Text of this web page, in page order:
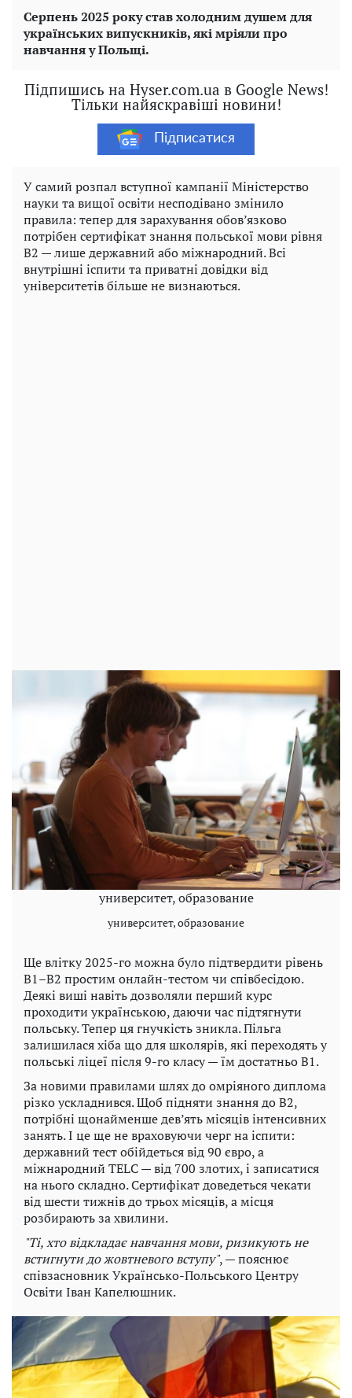
Серпень 2025 року став холодним душем для
українських випускників, які мріяли про
навчання у Польщі.
Підпишись на Hyser.com.ua в Google News!
Тільки найяскравіші новини!
Підписатися
У самий розпал вступної кампанії Міністерство
науки та вищої освіти несподівано змінило
правила: тепер для зарахування обов’язково
потрібен сертифікат знання польської мови рівня
B2 — лише державний або міжнародний. Всі
внутрішні іспити та приватні довідки від
університетів більше не визнаються.
университет, образование
университет, образование
Ще влітку 2025-го можна було підтвердити рівень
B1–B2 простим онлайн-тестом чи співбесідою.
Деякі виші навіть дозволяли перший курс
проходити українською, даючи час підтягнути
польську. Тепер ця гнучкість зникла. Пільга
залишилася хіба що для школярів, які переходять у
польські ліцеї після 9-го класу — їм достатньо B1.
За новими правилами шлях до омріяного диплома
різко ускладнився. Щоб підняти знання до B2,
потрібні щонайменше дев’ять місяців інтенсивних
занять. І це ще не враховуючи черг на іспити:
державний тест обійдеться від 90 євро, а
міжнародний TELC — від 700 злотих, і записатися
на нього складно. Сертифікат доведеться чекати
від шести тижнів до трьох місяців, а місця
розбирають за хвилини.
"Ті, хто відкладає навчання мови, ризикують не
встигнути до жовтневого вступу", — пояснює
співзасновник Українсько-Польського Центру
Освіти Іван Капелюшник.